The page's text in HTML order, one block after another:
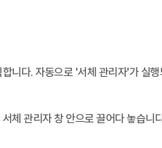
니다. 자동으로 '서체 관리자'가 실
체 관리자 창 안으로 끌어다 놓습니